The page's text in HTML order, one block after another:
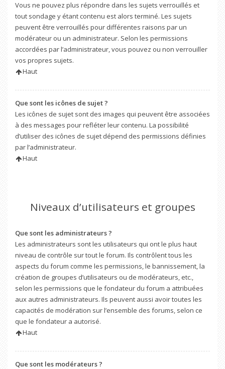
Vous ne pouvez plus répondre dans les sujets verrouillés et
tout sondage y étant contenu est alors terminé. Les sujets
peuvent être verrouillés pour différentes raisons par un
modérateur ou un administrateur. Selon les permissions
accordées par l’administrateur, vous pouvez ou non verrouiller
vos propres sujets.
Haut
Que sont les icônes de sujet ?
Les icônes de sujet sont des images qui peuvent être associées
à des messages pour refléter leur contenu. La possibilité
d’utiliser des icônes de sujet dépend des permissions définies
par l’administrateur.
Haut
Niveaux d’utilisateurs et groupes
Que sont les administrateurs ?
Les administrateurs sont les utilisateurs qui ont le plus haut
niveau de contrôle sur tout le forum. Ils contrôlent tous les
aspects du forum comme les permissions, le bannissement, la
création de groupes d’utilisateurs ou de modérateurs, etc.,
selon les permissions que le fondateur du forum a attribuées
aux autres administrateurs. Ils peuvent aussi avoir toutes les
capacités de modération sur l’ensemble des forums, selon ce
que le fondateur a autorisé.
Haut
Que sont les modérateurs ?